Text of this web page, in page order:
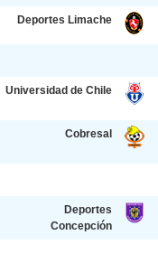
Deportes Limache
Universidad de Chile
Cobresal
Deportes
Concepción